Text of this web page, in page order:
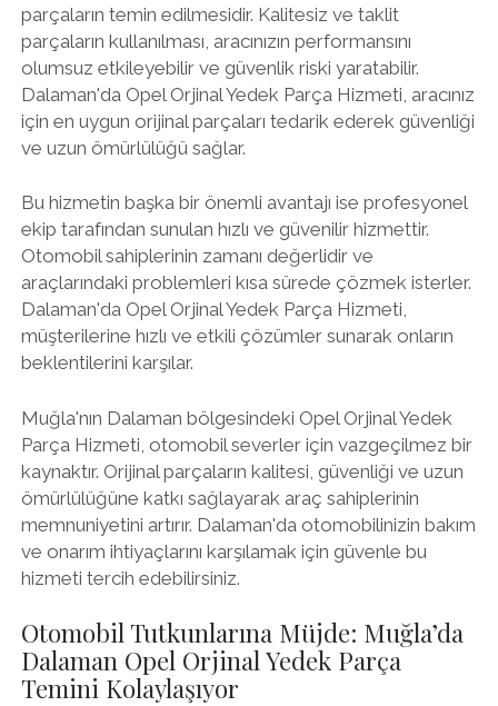
parçaların temin edilmesidir. Kalitesiz ve taklit
parçaların kullanılması, aracınızın performansını
olumsuz etkileyebilir ve güvenlik riski yaratabilir.
Dalaman'da Opel Orjinal Yedek Parça Hizmeti, aracınız
için en uygun orijinal parçaları tedarik ederek güvenliği
ve uzun ömürlülüğü sağlar.
Bu hizmetin başka bir önemli avantajı ise profesyonel
ekip tarafından sunulan hızlı ve güvenilir hizmettir.
Otomobil sahiplerinin zamanı değerlidir ve
araçlarındaki problemleri kısa sürede çözmek isterler.
Dalaman'da Opel Orjinal Yedek Parça Hizmeti,
müşterilerine hızlı ve etkili çözümler sunarak onların
beklentilerini karşılar.
Muğla'nın Dalaman bölgesindeki Opel Orjinal Yedek
Parça Hizmeti, otomobil severler için vazgeçilmez bir
kaynaktır. Orijinal parçaların kalitesi, güvenliği ve uzun
ömürlülüğüne katkı sağlayarak araç sahiplerinin
memnuniyetini artırır. Dalaman'da otomobilinizin bakım
ve onarım ihtiyaçlarını karşılamak için güvenle bu
hizmeti tercih edebilirsiniz.
Otomobil Tutkunlarına Müjde: Muğla’da
Dalaman Opel Orjinal Yedek Parça
Temini Kolaylaşıyor